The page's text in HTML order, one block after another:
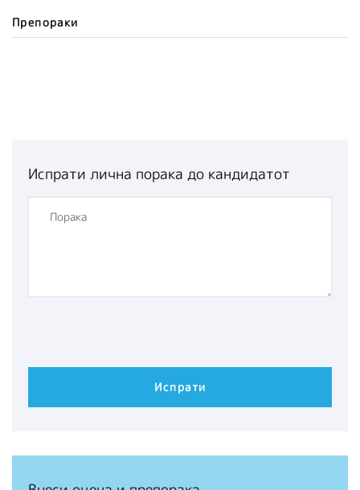
Препораки
Испрати лична порака до кандидатот